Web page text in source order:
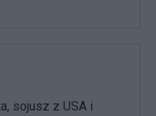
sojusz z USA i